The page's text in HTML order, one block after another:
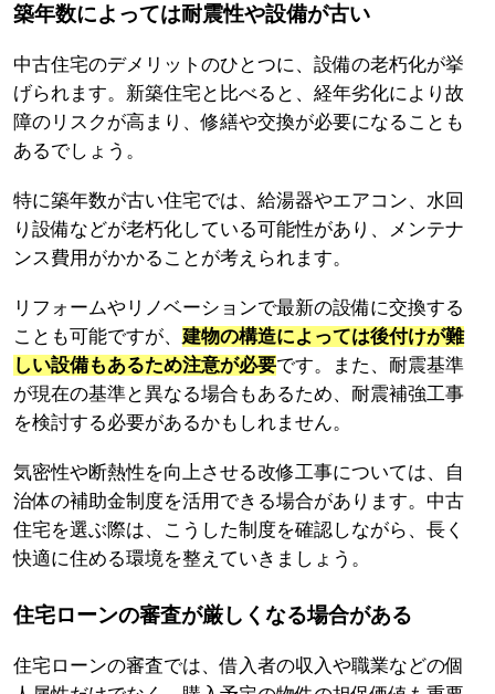
築年数によっては耐震性や設備が古い
中古住宅のデメリットのひとつに、設備の老朽化が挙
げられます。新築住宅と比べると、経年劣化により故
障のリスクが高まり、修繕や交換が必要になることも
あるでしょう。
特に築年数が古い住宅では、給湯器やエアコン、水回
り設備などが老朽化している可能性があり、メンテナ
ンス費用がかかることが考えられます。
リフォームやリノベーションで最新の設備に交換する
ことも可能ですが、 建物の構造によっては後付けが難
しい設備もあるため注意が必要です。また、耐震基準
が現在の基準と異なる場合もあるため、耐震補強工事
を検討する必要があるかもしれません。
気密性や断熱性を向上させる改修工事については、自
治体の補助金制度を活用できる場合があります。中古
住宅を選ぶ際は、こうした制度を確認しながら、長く
快適に住める環境を整えていきましょう。
住宅ローンの審査が厳しくなる場合がある
住宅ローンの審査では、借入者の収入や職業などの個